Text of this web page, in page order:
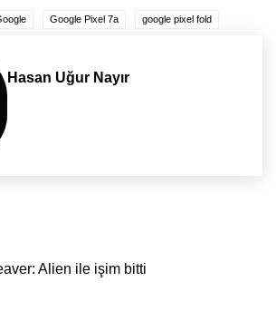
Google Pixel 7a google pixel fold
Hasan Uğur Nayır
Alien ile işim bitti